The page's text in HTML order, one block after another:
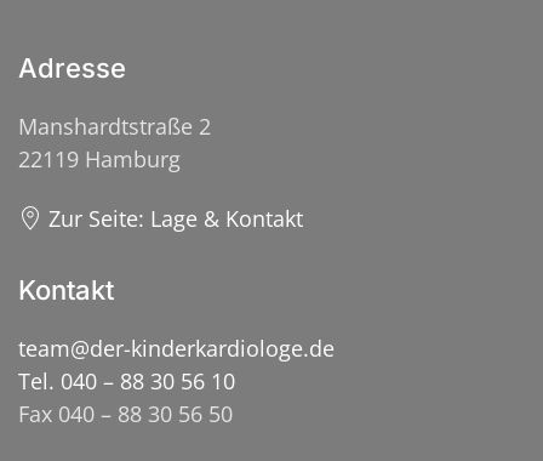
Adresse
Manshardtstraße 2
22119 Hamburg
Zur Seite: Lage & Kontakt
Kontakt
team@der-kinderkardiologe.de
Tel. 040 – 88 30 56 10
Fax 040 – 88 30 56 50